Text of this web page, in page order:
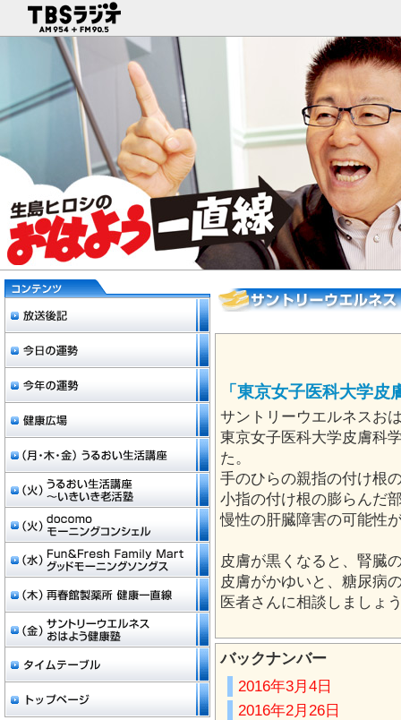
「東京女子医科大学
サントリーウエルネスお
東京女子医科大学皮膚科
た。
手のひらの親指の付け根
小指の付け根の膨らんだ
慢性の肝臓障害の可能性
皮膚が黒くなると、腎臓
皮膚がかゆいと、糖尿病
医者さんに相談しましょ
バックナンバー
2016年3月4日
2016年2月26日